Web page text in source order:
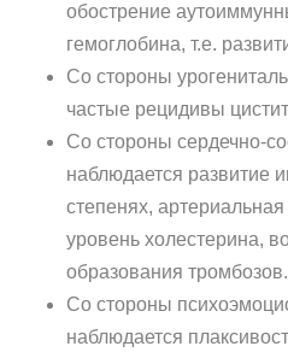
обострение
гемоглобина, т.е.
Со стороны
частые рецидивы
Со стороны сердечно-
наблюдается развитие
степенях,
уровень холестерина,
образования тромбозов.
Со стороны
наблюдается